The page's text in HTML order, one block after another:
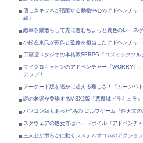
優しきキツネが活躍する動物中心のアドベンチャ
編』
敵車を蹴散らして先に進むちょっと異色のレース
小松左京氏が原作と監修を担当したアドベンチャー
工画堂スタジオの本格派SFRPG『コズミックソル
マイクロキャビンのアドベンチャー『WORRY』
アップ！
アーケード版を遙かに超える難しさ！『ムーンパ
謎の老婆が登場するMSX2版『悪魔城ドラキュラ』
パソコン版もあった“あの”ゴルフゲーム『任天堂の
スクウェアの処女作はハードボイルドアドベンチ
主人公が滑らかに動くシステムサコムのアクショ